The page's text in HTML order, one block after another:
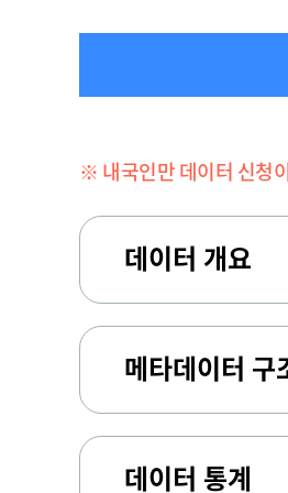
※ 내국인만 데이터 신청
데이터 개요
메타데이터 구
데이터 통계